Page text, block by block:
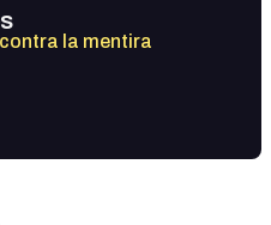
la mentira